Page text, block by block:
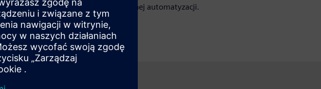
innowacyjnej automatyzacji.